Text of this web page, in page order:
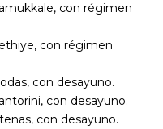
con régimen
con régimen
con desayuno.
con desayuno.
con desayuno.